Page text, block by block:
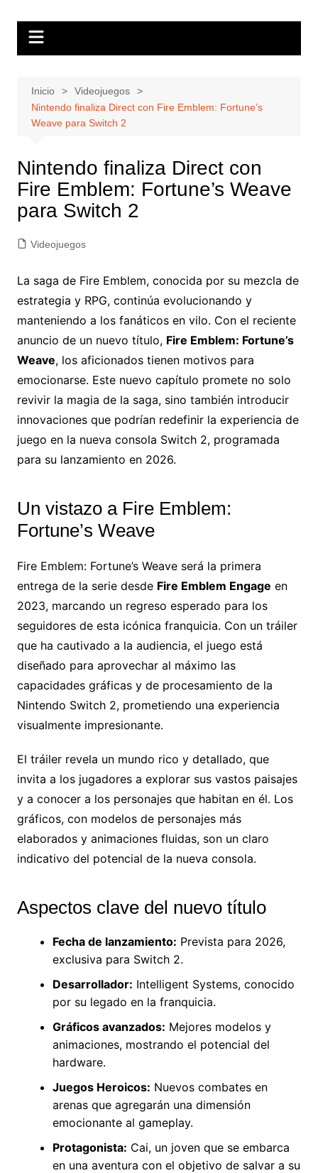
contenido
Hola Friki
Inicio
Videojuegos
Nintendo finaliza Direct con Fire Emblem: Fortune’s
Weave para Switch 2
Nintendo finaliza Direct con
Fire Emblem: Fortune’s Weave
para Switch 2
Videojuegos
La saga de Fire Emblem, conocida por su mezcla de
estrategia y RPG, continúa evolucionando y
manteniendo a los fanáticos en vilo. Con el reciente
anuncio de un nuevo título, Fire Emblem: Fortune’s
Weave, los aficionados tienen motivos para
emocionarse. Este nuevo capítulo promete no solo
revivir la magia de la saga, sino también introducir
innovaciones que podrían redefinir la experiencia de
juego en la nueva consola Switch 2, programada
para su lanzamiento en 2026.
Un vistazo a Fire Emblem:
Fortune’s Weave
Fire Emblem: Fortune’s Weave será la primera
entrega de la serie desde Fire Emblem Engage en
2023, marcando un regreso esperado para los
seguidores de esta icónica franquicia. Con un tráiler
que ha cautivado a la audiencia, el juego está
diseñado para aprovechar al máximo las
capacidades gráficas y de procesamiento de la
Nintendo Switch 2, prometiendo una experiencia
visualmente impresionante.
El tráiler revela un mundo rico y detallado, que
invita a los jugadores a explorar sus vastos paisajes
y a conocer a los personajes que habitan en él. Los
gráficos, con modelos de personajes más
elaborados y animaciones fluidas, son un claro
indicativo del potencial de la nueva consola.
Aspectos clave del nuevo título
Fecha de lanzamiento: Prevista para 2026,
exclusiva para Switch 2.
Desarrollador: Intelligent Systems, conocido
por su legado en la franquicia.
Gráficos avanzados: Mejores modelos y
animaciones, mostrando el potencial del
hardware.
Juegos Heroicos: Nuevos combates en
arenas que agregarán una dimensión
emocionante al gameplay.
Protagonista: Cai, un joven que se embarca
en una aventura con el objetivo de salvar a su